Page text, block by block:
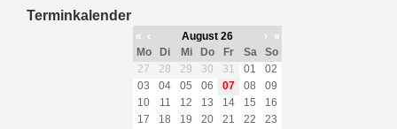
Terminkalender
« ‹ August 26 ›
»
Mo
Di Mi Do Fr Sa
So
27
28 29 30 31 01
02
03
04 05 06 07 08
09
10
11 12 13 14 15
16
17
18 19 20 21 22
23